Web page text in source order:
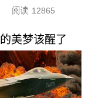
阅读 12865
美梦该醒了